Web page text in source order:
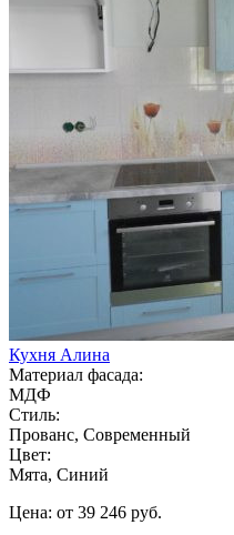
Кухня Алина
Материал фасада:
МДФ
Стиль:
Прованс, Современный
Цвет:
Мята, Синий
Цена: от 39 246 руб.